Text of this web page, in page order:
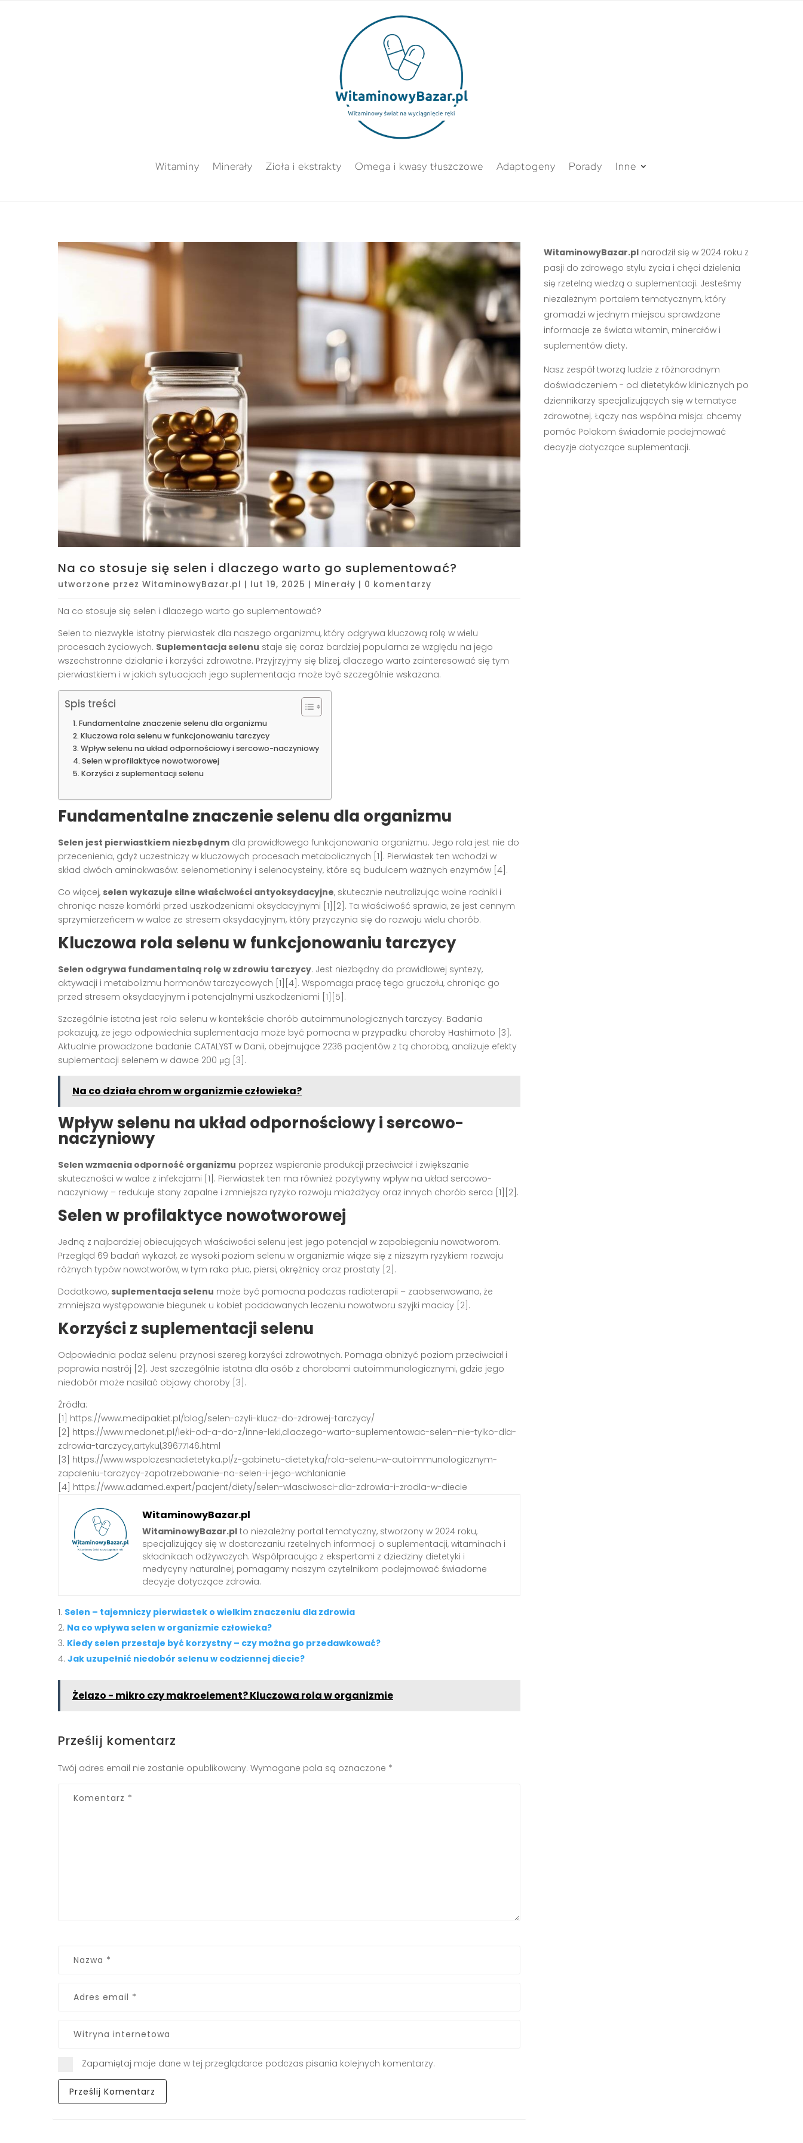
Witaminy Minerały Zioła i ekstrakty Omega i kwasy tłuszczowe Adaptogeny Porady Inne
Na co stosuje się selen i dlaczego warto go suplementować?
utworzone przez WitaminowyBazar.pl | lut 19, 2025 | Minerały | 0 komentarzy
Na co stosuje się selen i dlaczego warto go suplementować?
Selen to niezwykle istotny pierwiastek dla naszego organizmu, który odgrywa kluczową rolę w wielu
procesach życiowych. Suplementacja selenu staje się coraz bardziej popularna ze względu na jego
wszechstronne działanie i korzyści zdrowotne. Przyjrzyjmy się bliżej, dlaczego warto zainteresować się tym
pierwiastkiem i w jakich sytuacjach jego suplementacja może być szczególnie wskazana.
Spis treści
Fundamentalne znaczenie selenu dla organizmu
Kluczowa rola selenu w funkcjonowaniu tarczycy
Wpływ selenu na układ odpornościowy i sercowo-naczyniowy
Selen w profilaktyce nowotworowej
Korzyści z suplementacji selenu
Fundamentalne znaczenie selenu dla organizmu
Selen jest pierwiastkiem niezbędnym dla prawidłowego funkcjonowania organizmu. Jego rola jest nie do
przecenienia, gdyż uczestniczy w kluczowych procesach metabolicznych [1]. Pierwiastek ten wchodzi w
skład dwóch aminokwasów: selenometioniny i selenocysteiny, które są budulcem ważnych enzymów [4].
Co więcej, selen wykazuje silne właściwości antyoksydacyjne, skutecznie neutralizując wolne rodniki i
chroniąc nasze komórki przed uszkodzeniami oksydacyjnymi [1][2]. Ta właściwość sprawia, że jest cennym
sprzymierzeńcem w walce ze stresem oksydacyjnym, który przyczynia się do rozwoju wielu chorób.
Kluczowa rola selenu w funkcjonowaniu tarczycy
Selen odgrywa fundamentalną rolę w zdrowiu tarczycy. Jest niezbędny do prawidłowej syntezy,
aktywacji i metabolizmu hormonów tarczycowych [1][4]. Wspomaga pracę tego gruczołu, chroniąc go
przed stresem oksydacyjnym i potencjalnymi uszkodzeniami [1][5].
Szczególnie istotna jest rola selenu w kontekście chorób autoimmunologicznych tarczycy. Badania
pokazują, że jego odpowiednia suplementacja może być pomocna w przypadku choroby Hashimoto [3].
Aktualnie prowadzone badanie CATALYST w Danii, obejmujące 2236 pacjentów z tą chorobą, analizuje efekty
suplementacji selenem w dawce 200 μg [3].
Na co działa chrom w organizmie człowieka?
Wpływ selenu na układ odpornościowy i sercowo-
naczyniowy
Selen wzmacnia odporność organizmu poprzez wspieranie produkcji przeciwciał i zwiększanie
skuteczności w walce z infekcjami [1]. Pierwiastek ten ma również pozytywny wpływ na układ sercowo-
naczyniowy – redukuje stany zapalne i zmniejsza ryzyko rozwoju miażdżycy oraz innych chorób serca [1][2].
Selen w profilaktyce nowotworowej
Jedną z najbardziej obiecujących właściwości selenu jest jego potencjał w zapobieganiu nowotworom.
Przegląd 69 badań wykazał, że wysoki poziom selenu w organizmie wiąże się z niższym ryzykiem rozwoju
różnych typów nowotworów, w tym raka płuc, piersi, okrężnicy oraz prostaty [2].
Dodatkowo, suplementacja selenu może być pomocna podczas radioterapii – zaobserwowano, że
zmniejsza występowanie biegunek u kobiet poddawanych leczeniu nowotworu szyjki macicy [2].
Korzyści z suplementacji selenu
Odpowiednia podaż selenu przynosi szereg korzyści zdrowotnych. Pomaga obniżyć poziom przeciwciał i
poprawia nastrój [2]. Jest szczególnie istotna dla osób z chorobami autoimmunologicznymi, gdzie jego
niedobór może nasilać objawy choroby [3].
Źródła:
[1] https://www.medipakiet.pl/blog/selen-czyli-klucz-do-zdrowej-tarczycy/
[2] https://www.medonet.pl/leki-od-a-do-z/inne-leki,dlaczego-warto-suplementowac-selen–nie-tylko-dla-
zdrowia-tarczycy,artykul,39677146.html
[3] https://www.wspolczesnadietetyka.pl/z-gabinetu-dietetyka/rola-selenu-w-autoimmunologicznym-
zapaleniu-tarczycy-zapotrzebowanie-na-selen-i-jego-wchlanianie
[4] https://www.adamed.expert/pacjent/diety/selen-wlasciwosci-dla-zdrowia-i-zrodla-w-diecie
WitaminowyBazar.pl
WitaminowyBazar.pl to niezależny portal tematyczny, stworzony w 2024 roku,
specjalizujący się w dostarczaniu rzetelnych informacji o suplementacji, witaminach i
składnikach odżywczych. Współpracując z ekspertami z dziedziny dietetyki i
medycyny naturalnej, pomagamy naszym czytelnikom podejmować świadome
decyzje dotyczące zdrowia.
Selen – tajemniczy pierwiastek o wielkim znaczeniu dla zdrowia
Na co wpływa selen w organizmie człowieka?
Kiedy selen przestaje być korzystny – czy można go przedawkować?
Jak uzupełnić niedobór selenu w codziennej diecie?
Żelazo - mikro czy makroelement? Kluczowa rola w organizmie
Prześlij komentarz
Twój adres email nie zostanie opublikowany. Wymagane pola są oznaczone *
Zapamiętaj moje dane w tej przeglądarce podczas pisania kolejnych komentarzy.
WitaminowyBazar.plnarodził się w 2024 roku z
pasji do zdrowego stylu życia i chęci dzielenia
się rzetelną wiedzą o suplementacji. Jesteśmy
niezależnym portalem tematycznym, który
gromadzi w jednym miejscu sprawdzone
informacje ze świata witamin, minerałów i
suplementów diety.
Nasz zespół tworzą ludzie z różnorodnym
doświadczeniem - od dietetyków klinicznych po
dziennikarzy specjalizujących się w tematyce
zdrowotnej. Łączy nas wspólna misja: chcemy
pomóc Polakom świadomie podejmować
decyzje dotyczące suplementacji.